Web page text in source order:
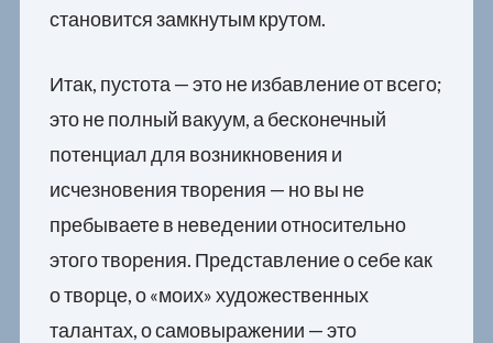
становится замкнутым крутом.
Итак, пустота — это не избавление от всего;
это не полный вакуум, а бесконечный
потенциал для возникновения и
исчезновения творения — но вы не
пребываете в неведении относительно
этого творения. Представление о себе как
о творце, о «моих» художественных
талантах, о самовыражении — это